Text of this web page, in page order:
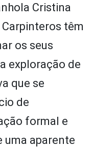
Cristina
têm
os seus
exploração de
que se
de
formal e
uma aparente